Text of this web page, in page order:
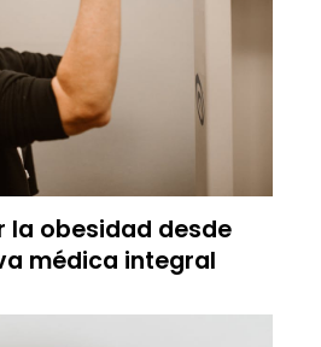
la obesidad desde
médica integral